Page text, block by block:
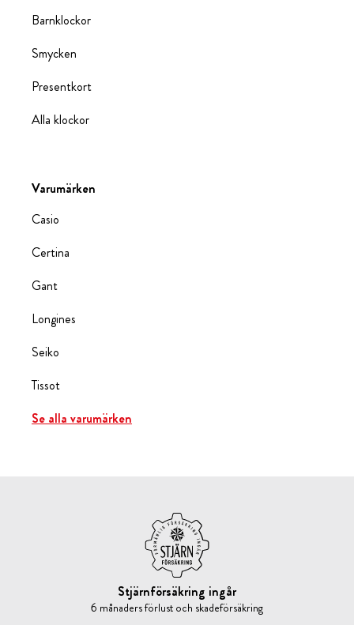
Barnklockor
Smycken
Presentkort
Alla klockor
Varumärken
Casio
Certina
Gant
Longines
Seiko
Tissot
Se alla varumärken
Stjärnförsäkring ingår
6 månaders förlust och skadeförsäkring